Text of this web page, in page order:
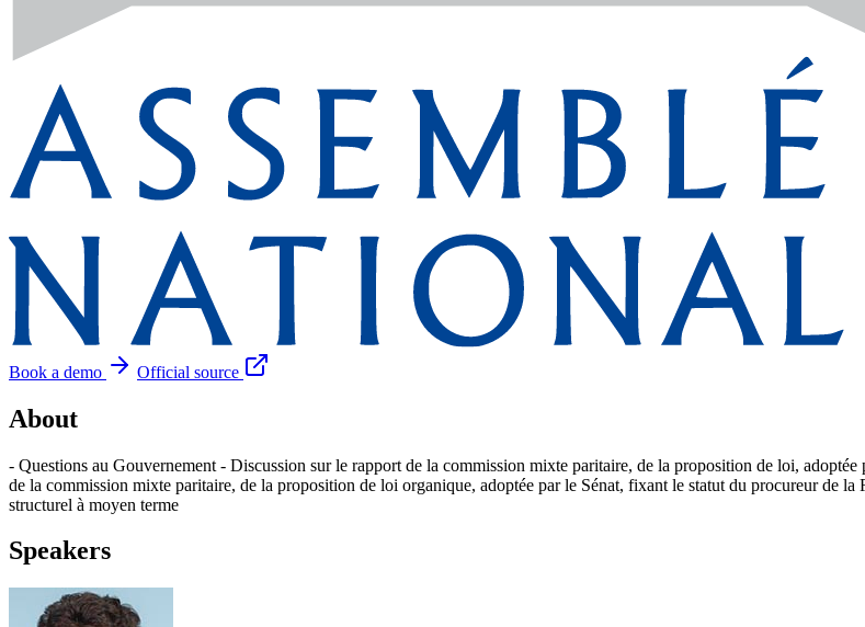
Book a demo
Official source
About
- Questions au Gouvernement - Discussion sur le rapport de la commission mixte paritaire, de la proposition de loi,
de la commission mixte paritaire, de la proposition de loi organique, adoptée par le Sénat, fixant le statut du procureur de
structurel à moyen terme
Speakers